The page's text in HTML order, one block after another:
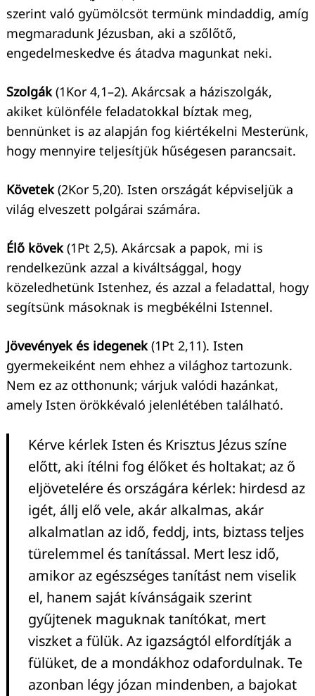
szerint való gyümölcsöt termünk mindaddig, amíg
megmaradunk Jézusban, aki a szőlőtő,
engedelmeskedve és átadva magunkat neki.
Szolgák(1Kor 4,1–2). Akárcsak a háziszolgák,
akiket különféle feladatokkal bíztak meg,
bennünket is az alapján fog kiértékelni Mesterünk,
hogy mennyire teljesítjük hűségesen parancsait.
Követek(2Kor 5,20). Isten országát képviseljük a
világ elveszett polgárai számára.
Élő kövek(1Pt 2,5). Akárcsak a papok, mi is
rendelkezünk azzal a kiváltsággal, hogy
közeledhetünk Istenhez, és azzal a feladattal, hogy
segítsünk másoknak is megbékélni Istennel.
Jövevények és idegenek(1Pt 2,11). Isten
gyermekeiként nem ehhez a világhoz tartozunk.
Nem ez az otthonunk; várjuk valódi hazánkat,
amely Isten örökkévaló jelenlétében található.
Kérve kérlek Isten és Krisztus Jézus színe
előtt, aki ítélni fog élőket és holtakat; az ő
eljövetelére és országára kérlek: hirdesd az
igét, állj elő vele, akár alkalmas, akár
alkalmatlan az idő, feddj, ints, biztass teljes
türelemmel és tanítással. Mert lesz idő,
amikor az egészséges tanítást nem viselik
el, hanem saját kívánságaik szerint
gyűjtenek maguknak tanítókat, mert
viszket a fülük. Az igazságtól elfordítják a
fülüket, de a mondákhoz odafordulnak. Te
azonban légy józan mindenben, a bajokat
Keresés: